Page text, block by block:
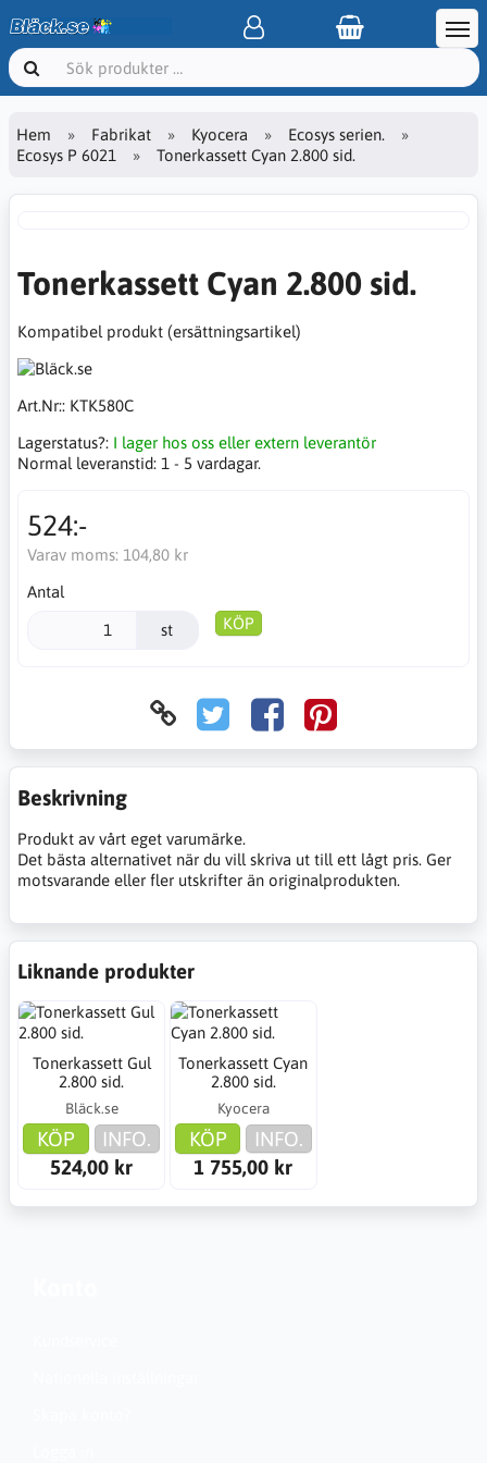
Hem Fabrikat Kyocera
Ecosys serien.
Ecosys P 6021
Tonerkassett Cyan 2.800 sid.
Tonerkassett Cyan 2.800 sid.
Kompatibel produkt (ersättningsartikel)
Art.Nr:: KTK580C
Lagerstatus?: I lager hos oss eller extern leverantör
Normal leveranstid: 1 - 5 vardagar.
524:-
Varav moms: 104,80 kr
Antal
st KÖP
Beskrivning
Produkt av vårt eget varumärke.
Det bästa alternativet när du vill skriva ut till ett lågt pris. Ger
motsvarande eller fler utskrifter än originalprodukten.
Liknande produkter
Tonerkassett Gul
2.800 sid.
Bläck.se
KÖP
INFO.
524,00 kr
Tonerkassett Cyan
2.800 sid.
Kyocera
KÖP
INFO.
1 755,00 kr